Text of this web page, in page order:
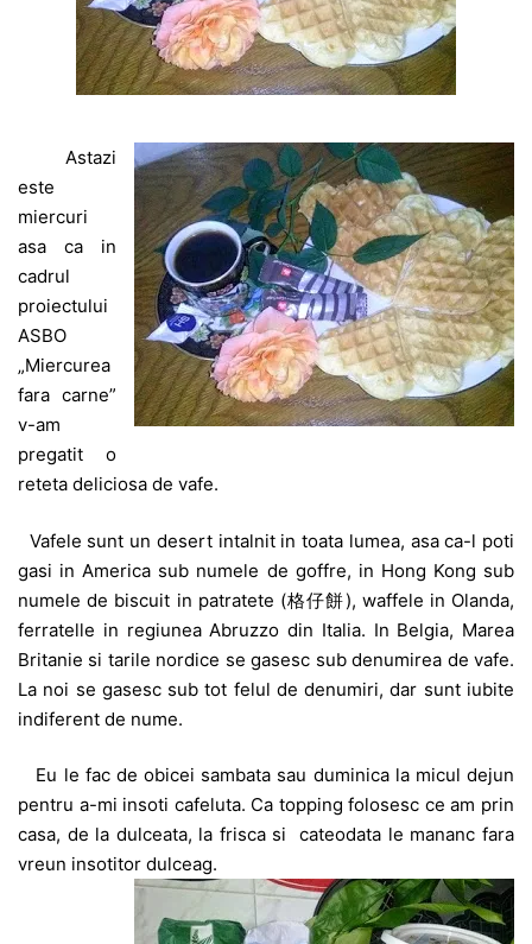
Astazi
este
miercuri
asa ca in
cadrul
proiectului
ASBO
„Miercurea
fara carne”
v-am
pregatit o
reteta deliciosa de vafe.
Vafele sunt un desert intalnit in toata lumea, asa ca-l poti
gasi in America sub numele de goffre, in Hong Kong sub
numele de biscuit in patratete (格仔餅), waffele in Olanda,
ferratelle in regiunea Abruzzo din Italia. In Belgia, Marea
Britanie si tarile nordice se gasesc sub denumirea de vafe.
La noi se gasesc sub tot felul de denumiri, dar sunt iubite
indiferent de nume.
Eu le fac de obicei sambata sau duminica la micul dejun
pentru a-mi insoti cafeluta. Ca topping folosesc ce am prin
casa, de la dulceata, la frisca si cateodata le mananc fara
vreun insotitor dulceag.